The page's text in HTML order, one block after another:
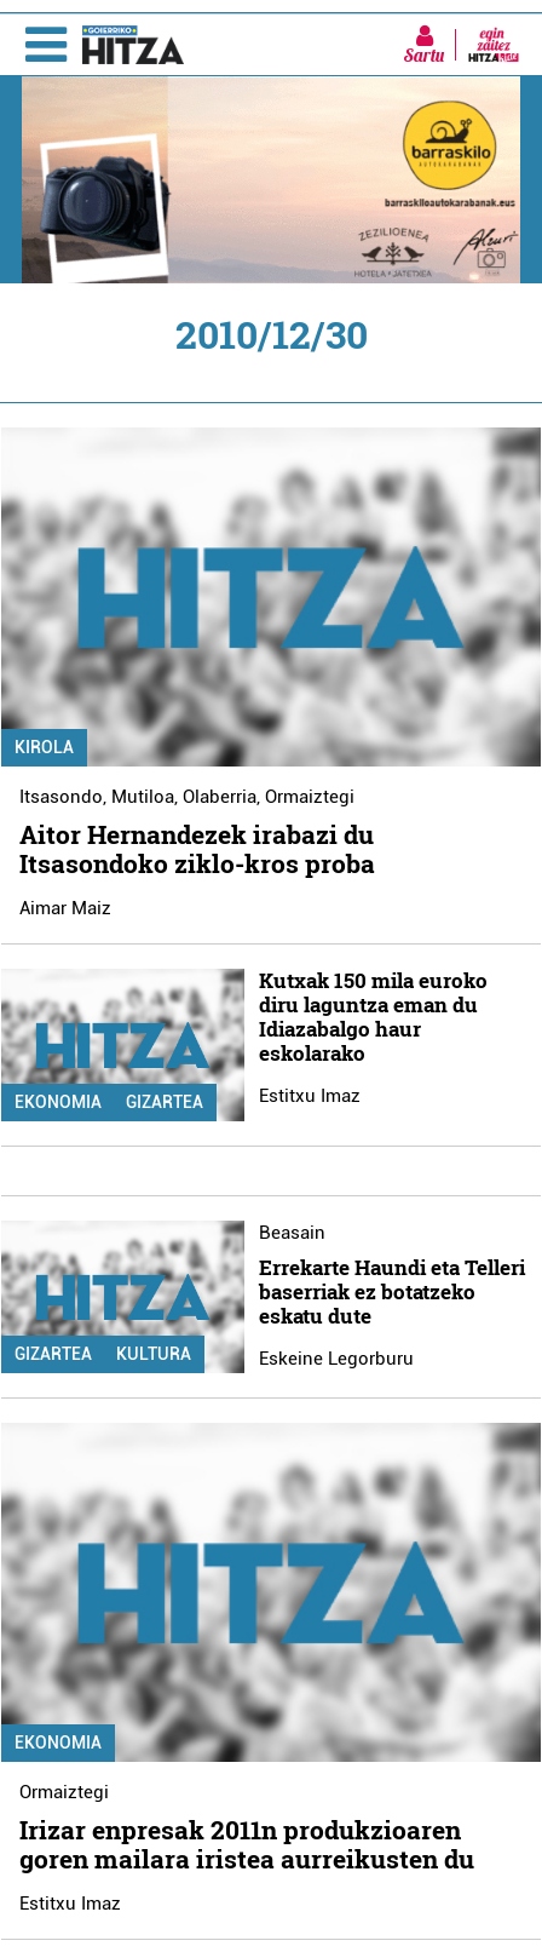
Sartu
2010/12/30
KIROLA
Itsasondo, Mutiloa,Olaberria,Ormaiztegi
Aitor Hernandezek irabazi du
Itsasondoko ziklo-kros proba
Aimar Maiz
EKONOMIA GIZARTEA
Kutxak 150 mila euroko
diru laguntza eman du
Idiazabalgo haur
eskolarako
Estitxu Imaz
GIZARTEA KULTURA
Beasain
Errekarte Haundi eta Telleri
baserriak ez botatzeko
eskatu dute
Eskeine Legorburu
EKONOMIA
Ormaiztegi
Irizar enpresak 2011n produkzioaren
goren mailara iristea aurreikusten du
Estitxu Imaz